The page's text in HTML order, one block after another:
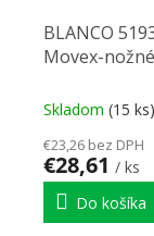
BLANCO
Movex-nožné
výsuvmi
Skladom (15 ks)
€23,26 bez DPH
€28,61 / ks
Do košíka